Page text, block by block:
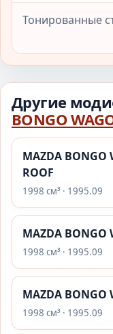
Тонированные
Другие
BONGO
MAZDA BONGO
ROOF
1998 см³ · 1995.09
MAZDA BONGO
1998 см³ · 1995.09
MAZDA BONGO
1998 см³ · 1995.09